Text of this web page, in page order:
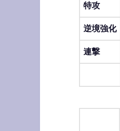
特攻
逆境強化
連撃